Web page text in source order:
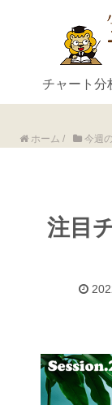
チャート分
ホーム / 今週
注目